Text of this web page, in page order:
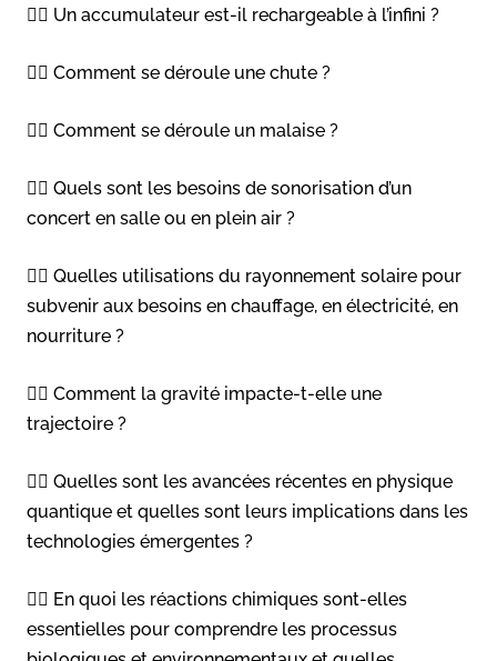
👉🏻 Un accumulateur est-il rechargeable à l’infini ?
👉🏻 Comment se déroule une chute ?
👉🏻 Comment se déroule un malaise ?
👉🏻 Quels sont les besoins de sonorisation d’un
concert en salle ou en plein air ?
👉🏻 Quelles utilisations du rayonnement solaire pour
subvenir aux besoins en chauffage, en électricité, en
nourriture ?
👉🏻 Comment la gravité impacte-t-elle une
trajectoire ?
👉🏻 Quelles sont les avancées récentes en physique
quantique et quelles sont leurs implications dans les
technologies émergentes ?
👉🏻 En quoi les réactions chimiques sont-elles
essentielles pour comprendre les processus